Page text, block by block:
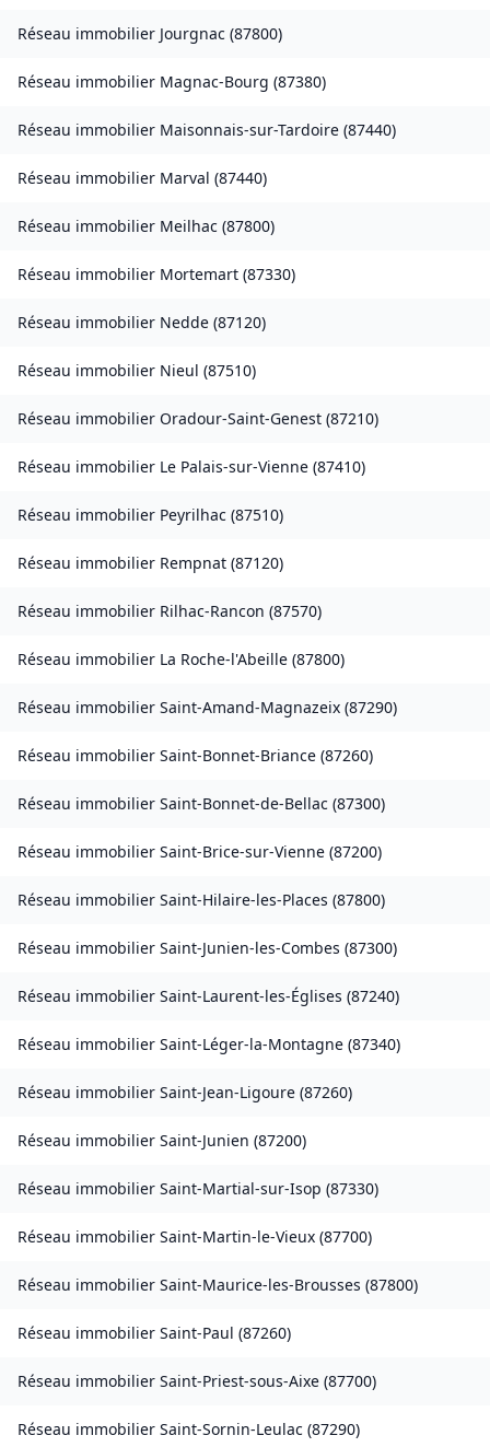
Réseau immobilier Jourgnac (87800)
Réseau immobilier Magnac-Bourg (87380)
Réseau immobilier Maisonnais-sur-Tardoire (87440)
Réseau immobilier Marval (87440)
Réseau immobilier Meilhac (87800)
Réseau immobilier Mortemart (87330)
Réseau immobilier Nedde (87120)
Réseau immobilier Nieul (87510)
Réseau immobilier Oradour-Saint-Genest (87210)
Réseau immobilier Le Palais-sur-Vienne (87410)
Réseau immobilier Peyrilhac (87510)
Réseau immobilier Rempnat (87120)
Réseau immobilier Rilhac-Rancon (87570)
Réseau immobilier La Roche-l'Abeille (87800)
Réseau immobilier Saint-Amand-Magnazeix (87290)
Réseau immobilier Saint-Bonnet-Briance (87260)
Réseau immobilier Saint-Bonnet-de-Bellac (87300)
Réseau immobilier Saint-Brice-sur-Vienne (87200)
Réseau immobilier Saint-Hilaire-les-Places (87800)
Réseau immobilier Saint-Junien-les-Combes (87300)
Réseau immobilier Saint-Laurent-les-Églises (87240)
Réseau immobilier Saint-Léger-la-Montagne (87340)
Réseau immobilier Saint-Jean-Ligoure (87260)
Réseau immobilier Saint-Junien (87200)
Réseau immobilier Saint-Martial-sur-Isop (87330)
Réseau immobilier Saint-Martin-le-Vieux (87700)
Réseau immobilier Saint-Maurice-les-Brousses (87800)
Réseau immobilier Saint-Paul (87260)
Réseau immobilier Saint-Priest-sous-Aixe (87700)
Réseau immobilier Saint-Sornin-Leulac (87290)